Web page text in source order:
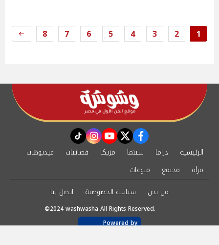
1
2
3
4
5
6
7
8
facebook
twitter
youtube
instagram
tiktok
الرئيسية دراما سينما مزيكا فضائيات
فيديوهات
مرأة
مجتمع
منوعات
من نحن
سياسة الخصوصية اتصل بنا
©2024 washwasha All Rights Reserved.
Powered by